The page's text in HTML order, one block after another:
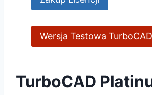
Wersja Testowa TurboCAD
TurboCAD